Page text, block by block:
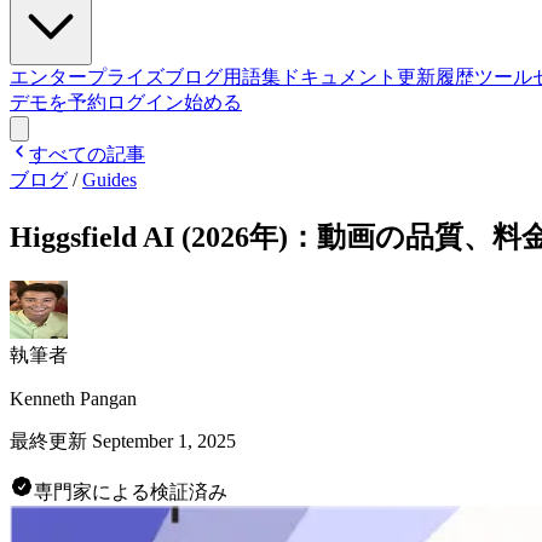
エンタープライズブログ用語集 ドキュメント 更新履歴ツール
デモを予約 ログイン始める
すべての記事
ブログ /Guides
Higgsfield AI (2026年)：動画の品質、料
執筆者
Kenneth Pangan
最終更新 September 1, 2025
専門家による検証済み